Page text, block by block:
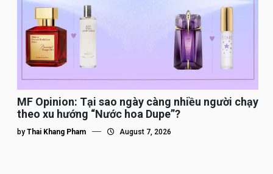
MF Opinion: Tại sao ngày càng nhiều người chạy
theo xu hướng “Nước hoa Dupe”?
by Thai Khang Pham August 7, 2026